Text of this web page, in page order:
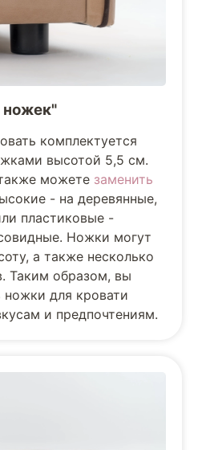
ножек"
комплектуется
высотой 5,5 см.
можете заменить
- на деревянные,
пластиковые -
Ножки могут
а также несколько
Таким образом, вы
для кровати
и предпочтениям.